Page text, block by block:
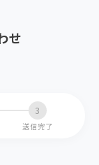
せ
送信完了